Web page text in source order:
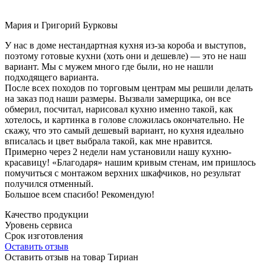
Мария и Григорий Бурковы
У нас в доме нестандартная кухня из-за короба и выступов,
поэтому готовые кухни (хоть они и дешевле) — это не наш
вариант. Мы с мужем много где были, но не нашли
подходящего варианта.
После всех походов по торговым центрам мы решили делать
на заказ под наши размеры. Вызвали замерщика, он все
обмерил, посчитал, нарисовал кухню именно такой, как
хотелось, и картинка в голове сложилась окончательно. Не
скажу, что это самый дешевый вариант, но кухня идеально
вписалась и цвет выбрала такой, как мне нравится.
Примерно через 2 недели нам установили нашу кухню-
красавицу! «Благодаря» нашим кривым стенам, им пришлось
помучиться с монтажом верхних шкафчиков, но результат
получился отменный.
Большое всем спасибо! Рекомендую!
Качество продукции
Уровень сервиса
Срок изготовления
Оставить отзыв
Оставить отзыв на товар Тириан